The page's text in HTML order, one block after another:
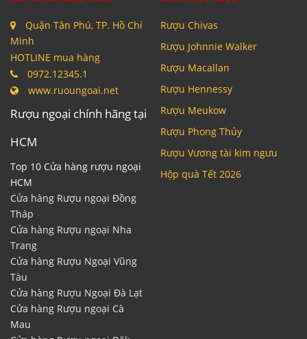
Quận Tân Phú, TP. Hồ Chí
Minh
HOTLINE mua hàng
0972.12345.1
www.ruoungoai.net
Rượu ngoại chính hãng tại
HCM
Top 10 Cửa hàng rượu ngoại
HCM
Cửa hàng Rượu ngoại Đồng
Tháp
Cửa hàng Rượu ngoại Nha
Trang
Cửa hàng Rượu Ngoại Vũng
Tàu
Cửa hàng Rượu Ngoại Đà Lạt
Cửa hàng Rượu ngoại Cà
Mau
Rượu Chivas
Rượu Johnnie Walker
Rượu Macallan
Rượu Hennessy
Rượu Meukow
Rượu Phong Thủy
Rượu Vương tài kim ngưu
Hộp quà Tết 2026